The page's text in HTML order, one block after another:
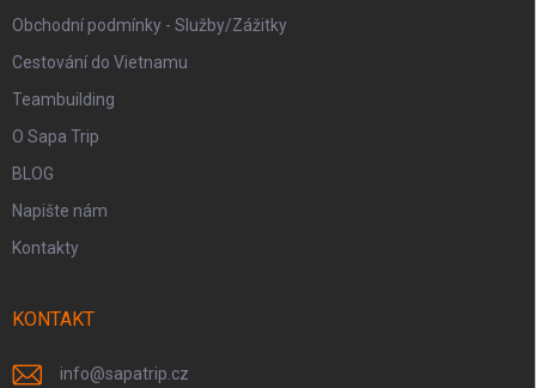
Obchodní podmínky - Služby/Zážitky
Cestování do Vietnamu
Teambuilding
O Sapa Trip
BLOG
Napište nám
Kontakty
KONTAKT
info@sapatrip.cz